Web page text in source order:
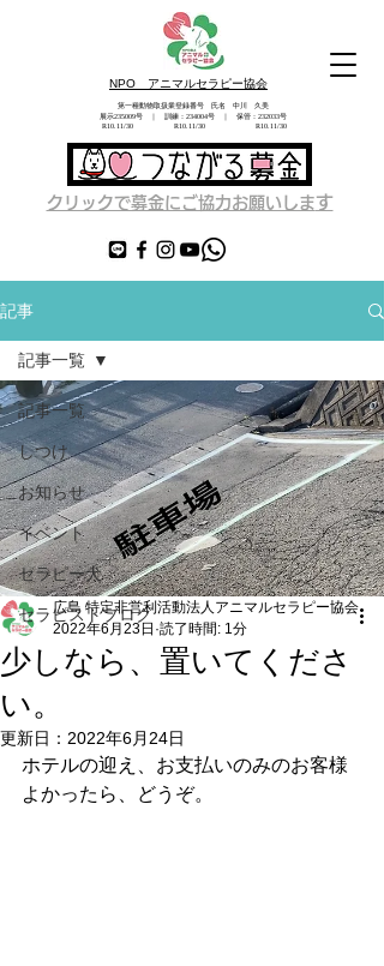
NPO アニマルセラピー協会
第一種動物取扱業登録番号 氏名 中川 久美
展示235009号 ｜ 訓練：234004号 ｜ 保管：232033号
​ R10.11/30 R10.11/30 R10.11/30
クリックで募金にご協力お願いします
記事
記事一覧
しつけ
お知らせ
イベント
セラピー犬
セラピストブログ
記事一覧
少しなら、置いてくださ
い。
広島 特定非営利活動法人アニマルセラピー協会
2022年6月23日 読了時間: 1分
更新日： 2022年6月24日
ホテルの迎え、お支払いのみのお客様
よかったら、どうぞ。